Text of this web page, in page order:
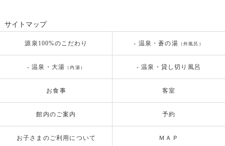
サイトマップ
源泉100%のこだわり - 温泉・蒼の湯 （外風呂）
- 温泉・大湯 （内湯） - 温泉・貸し切り風呂
お食事 客室
館内のご案内 予約
お子さまのご利用について ＭＡＰ